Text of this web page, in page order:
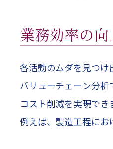
業務効率の
各活動のムダを見つけ
バリューチェーン分
コスト削減を実現でき
例えば、製造工程にお